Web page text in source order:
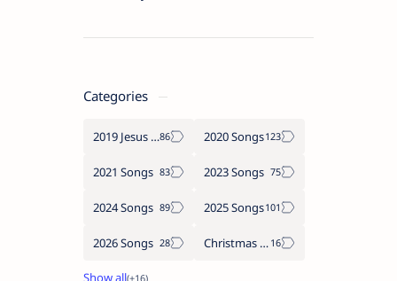
Categories
2019 Jesus songs 2020 Songs
2021 Songs 2023 Songs
2024 Songs 2025 Songs
2026 Songs Christmas Songs